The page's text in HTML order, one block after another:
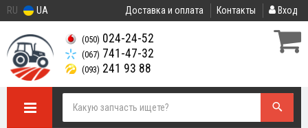
RU UA Доставка и оплата Контакты Вход
(050) 024-24-52
(067) 741-47-32
(093) 241 93 88